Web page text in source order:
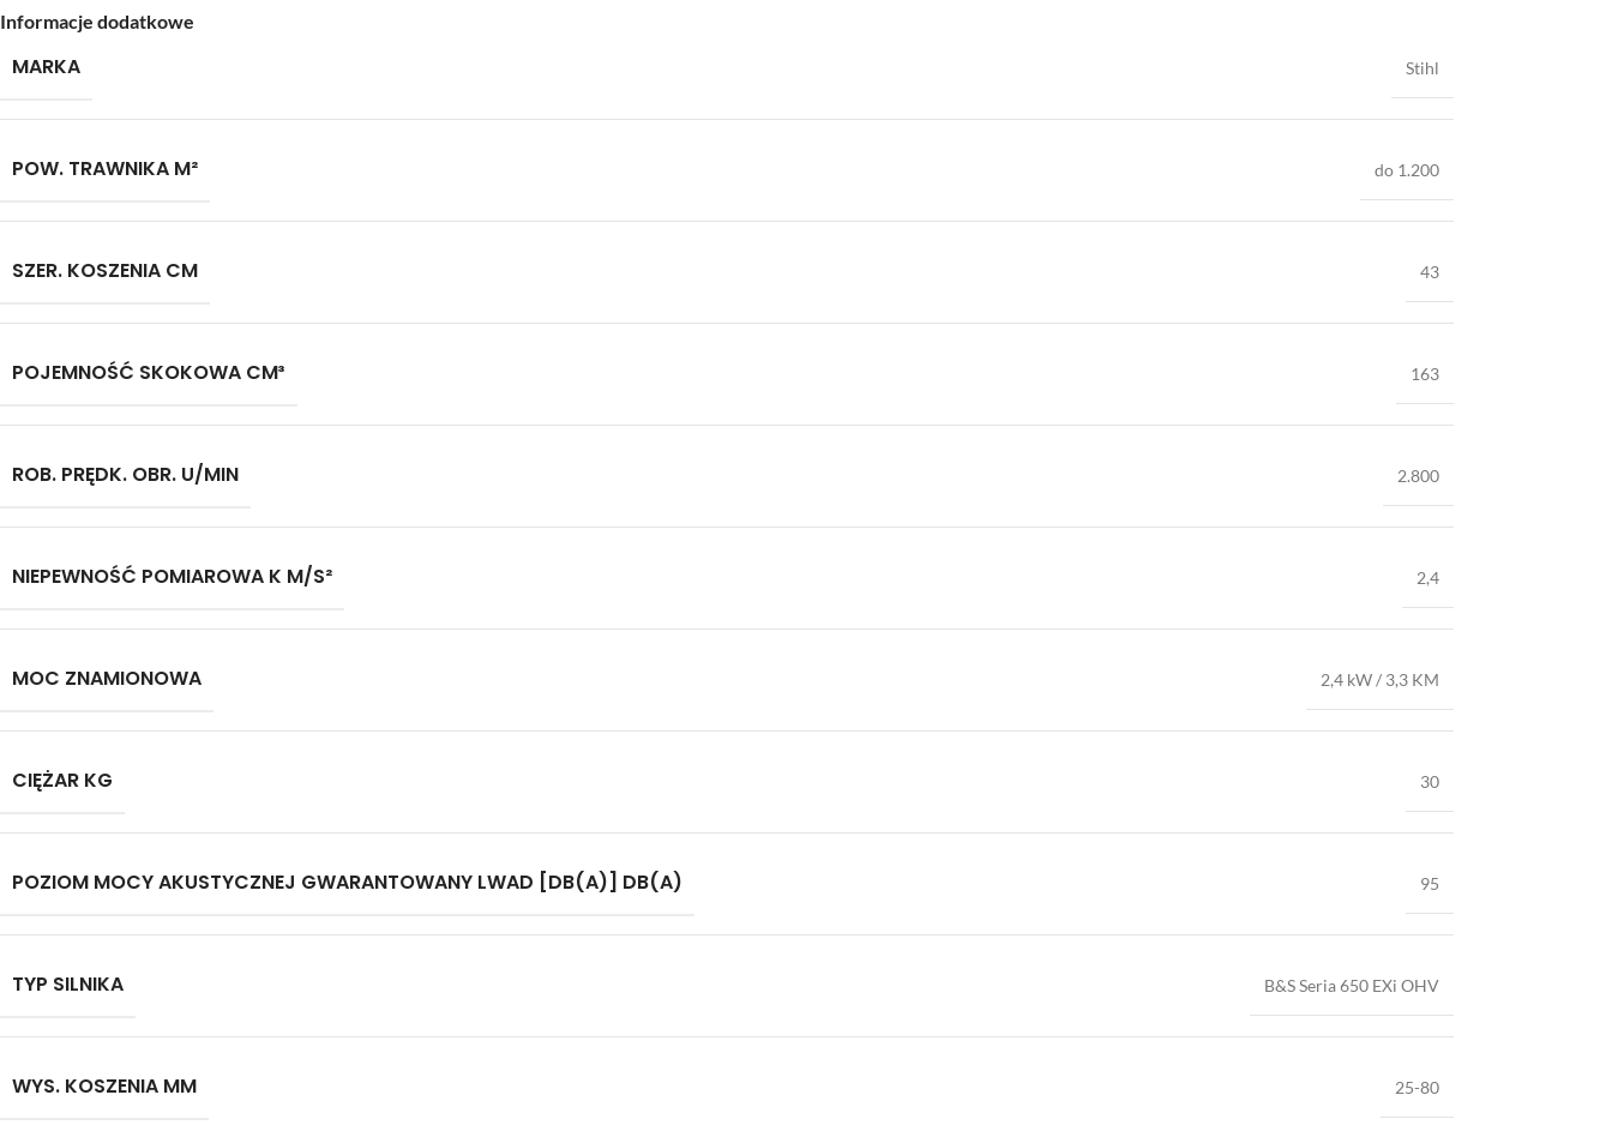
Informacje dodatkowe
MARKA Stihl
POW. TRAWNIKA M² do 1.200
SZER. KOSZENIA CM 43
POJEMNOŚĆ SKOKOWA CM³ 163
ROB. PRĘDK. OBR. U/MIN 2.800
NIEPEWNOŚĆ POMIAROWA K M/S² 2,4
MOC ZNAMIONOWA 2,4 kW / 3,3 KM
CIĘŻAR KG 30
POZIOM MOCY AKUSTYCZNEJ GWARANTOWANY LWAD [DB(A)] DB(A) 95
TYP SILNIKA B&S Seria 650 EXi OHV
WYS. KOSZENIA MM 25-80